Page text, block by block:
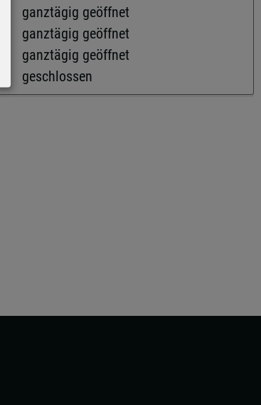
ganztägig geöffnet
ganztägig geöffnet
ganztägig geöffnet
geschlossen